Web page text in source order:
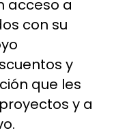
acceso a
con su
y
que les
y a